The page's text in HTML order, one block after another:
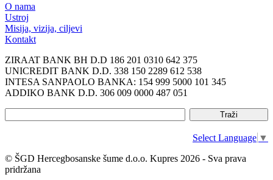
O nama
Ustroj
Misija, vizija, ciljevi
Kontakt
ZIRAAT BANK BH D.D 186 201 0310 642 375
UNICREDIT BANK D.D. 338 150 2289 612 538
INTESA SANPAOLO BANKA: 154 999 5000 101 345
ADDIKO BANK D.D. 306 009 0000 487 051
Select Language ▼
© ŠGD Hercegbosanske šume d.o.o. Kupres 2026 - Sva prava
pridržana